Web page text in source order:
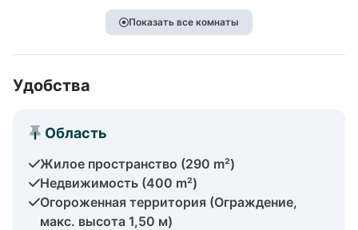
Показать все комнаты
Удобства
Область
Жилое пространство (290 m²)
Недвижимость (400 m²)
Огороженная территория (Ограждение,
макс. высота 1,50 м)